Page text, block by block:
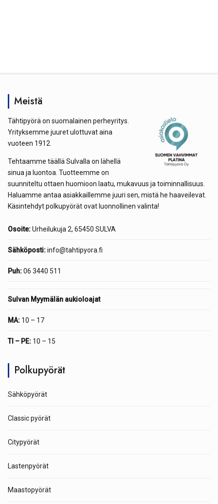
Meistä
Tähtipyörä on suomalainen perheyritys.
Yrityksemme juuret ulottuvat aina
vuoteen 1912.
Tehtaamme täällä Sulvalla on lähellä
sinua ja luontoa. Tuotteemme on
suunniteltu ottaen huomioon laatu, mukavuus ja toiminnallisuus.
Haluamme antaa asiakkaillemme juuri sen, mistä he haaveilevat.
Käsintehdyt polkupyörät ovat luonnollinen valinta!
Osoite:Urheilukuja 2, 65450 SULVA
Sähköposti:info@tahtipyora.fi
Puh:06 3440 511
Sulvan Myymälän aukioloajat
MA: 10 – 17
TI – PE: 10 – 15
Polkupyörät
Sähköpyörät
Classic pyörät
Citypyörät
Lastenpyörät
Maastopyörät